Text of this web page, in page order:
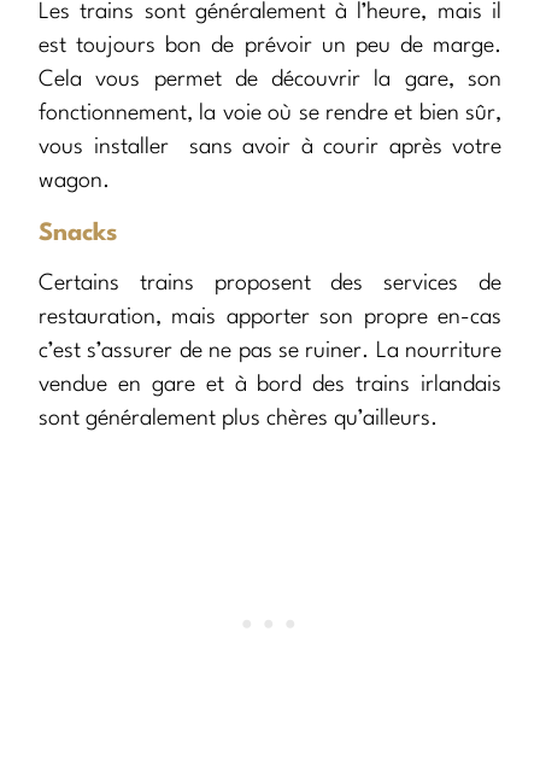
Les trains sont généralement à l’heure, mais il
est toujours bon de prévoir un peu de marge.
Cela vous permet de découvrir la gare, son
fonctionnement, la voie où se rendre et bien sûr,
vous installer sans avoir à courir après votre
wagon.
Snacks
Certains trains proposent des services de
restauration, mais apporter son propre en-cas
c’est s’assurer de ne pas se ruiner. La nourriture
vendue en gare et à bord des trains irlandais
sont généralement plus chères qu’ailleurs.